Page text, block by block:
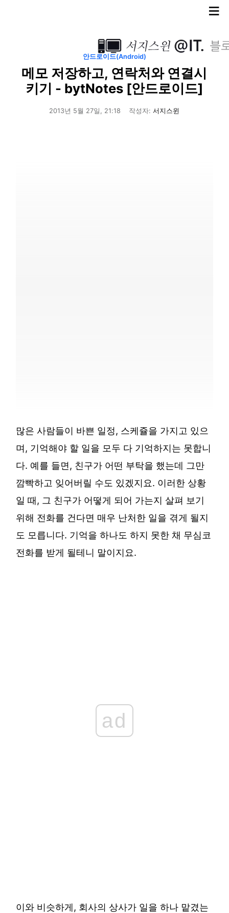
≡
안드로이드(Android)
메모 저장하고, 연락처와 연결시
키기 - bytNotes [안드로이드]
2013년 5월 27일, 21:18 작성자:서지스윈
많은 사람들이 바쁜 일정, 스케쥴을 가지고 있으
며, 기억해야 할 일을 모두 다 기억하지는 못합니
다. 예를 들면, 친구가 어떤 부탁을 했는데 그만
깜빡하고 잊어버릴 수도 있겠지요. 이러한 상황
일 때, 그 친구가 어떻게 되어 가는지 살펴 보기
위해 전화를 건다면 매우 난처한 일을 겪게 될지
도 모릅니다. 기억을 하나도 하지 못한 채 무심코
전화를 받게 될테니 말이지요.
ad
이와 비슷하게, 회사의 상사가 일을 하나 맡겼는